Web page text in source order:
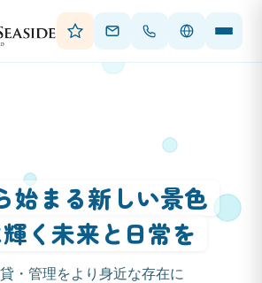
始まる新しい景色
く未来と日常を
・管理をより身近な存在に